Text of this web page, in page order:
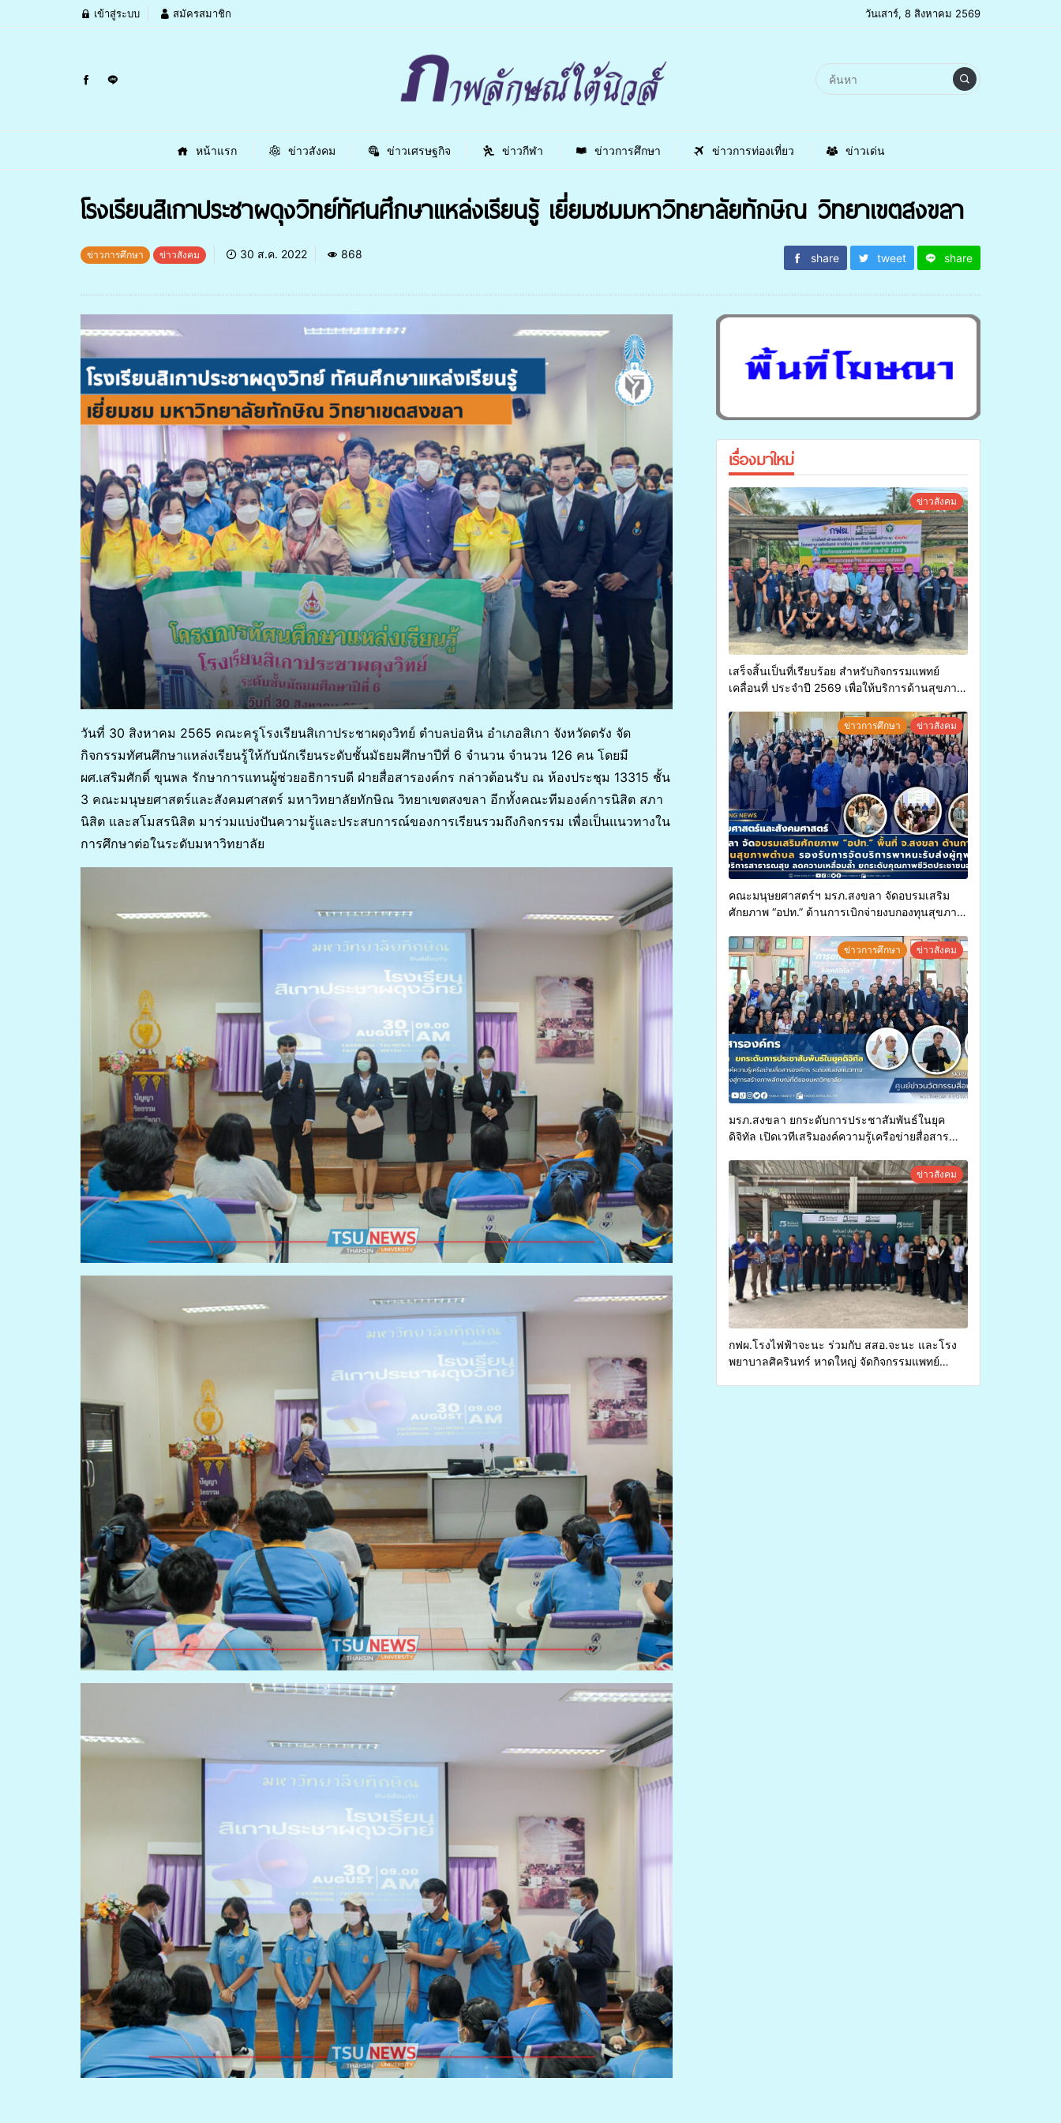
เข้าสู่ระบบ สมัครสมาชิก วันเสาร์, 8 สิงหาคม 2569
หน้าแรก ข่าวสังคม ข่าวเศรษฐกิจ ข่าวกีฬา ข่าวการศึกษา ข่าวการท่องเที่ยว ข่าวเด่น
โรงเรียนสิเกาประชาผดุงวิทย์ทัศนศึกษาแหล่งเรียนรู้ เยี่ยมชมมหาวิทยาลัยทักษิณ วิทยาเขตสงขลา
ข่าวการศึกษา ข่าวสังคม 30 ส.ค. 2022 868 share tweet share
วันที่ 30 สิงหาคม 2565 คณะครูโรงเรียนสิเกาประชาผดุงวิทย์ ตำบลบ่อหิน อำเภอสิเกา จังหวัดตรัง จัด
กิจกรรมทัศนศึกษาแหล่งเรียนรู้ให้กับนักเรียนระดับชั้นมัธยมศึกษาปีที่ 6 จำนวน จำนวน 126 คน โดยมี
ผศ.เสริมศักดิ์ ขุนพล รักษาการแทนผู้ช่วยอธิการบดี ฝ่ายสื่อสารองค์กร กล่าวต้อนรับ ณ ห้องประชุม 13315 ชั้น
3 คณะมนุษยศาสตร์และสังคมศาสตร์ มหาวิทยาลัยทักษิณ วิทยาเขตสงขลา อีกทั้งคณะทีมองค์การนิสิต สภา
นิสิต และสโมสรนิสิต มาร่วมแบ่งปันความรู้และประสบการณ์ของการเรียนรวมถึงกิจกรรม เพื่อเป็นแนวทางใน
การศึกษาต่อในระดับมหาวิทยาลัย
เรื่องมาใหม่
ข่าวสังคม
เสร็จสิ้นเป็นที่เรียบร้อย สำหรับกิจกรรมแพทย์
เคลื่อนที่ ประจำปี 2569 เพื่อให้บริการด้านสุขภาพ
ข่าวการศึกษา ข่าวสังคม
คณะมนุษยศาสตร์ฯ มรภ.สงขลา จัดอบรมเสริม
ศักยภาพ “อปท.” ด้านการเบิกจ่ายงบกองทุนสุขภาพ
ทุพพลภาพเพื่อเข้ารับบริการสาธารณสุข ลดความ
เหลื่อมล้ำ ยกระดับคุณภาพชีวิตประชาชนอย่าง
ยั่งยืน
ข่าวการศึกษา ข่าวสังคม
มรภ.สงขลา ยกระดับการประชาสัมพันธ์ในยุค
ดิจิทัล เปิดเวทีเสริมองค์ความรู้เครือข่ายสื่อสาร
การสร้างภาพลักษณ์ที่ดีของมหาวิทยาลัยข่าวสังคม
กฟผ.โรงไฟฟ้าจะนะ ร่วมกับ สสอ.จะนะ และโรง
พยาบาลศิครินทร์ หาดใหญ่ จัดกิจกรรมแพทย์